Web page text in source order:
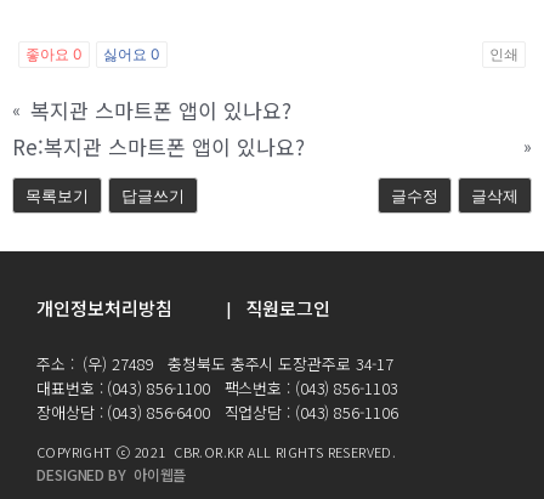
좋아요 0 싫어요 0 인쇄
« 복지관 스마트폰 앱이 있나요?
Re:복지관 스마트폰 앱이 있나요?
»
목록보기 답글쓰기 글수정 글삭제
개인정보처리방침 | 직원로그인
주소 : (우) 27489 충청북도 충주시 도장관주로 34-17
대표번호 : (043) 856-1100 팩스번호 : (043) 856-1103
장애상담 : (043) 856-6400 직업상담 : (043) 856-1106
COPYRIGHT ⓒ 2021 CBR.OR.KR ALL RIGHTS RESERVED.
DESIGNED BY 아이웹플